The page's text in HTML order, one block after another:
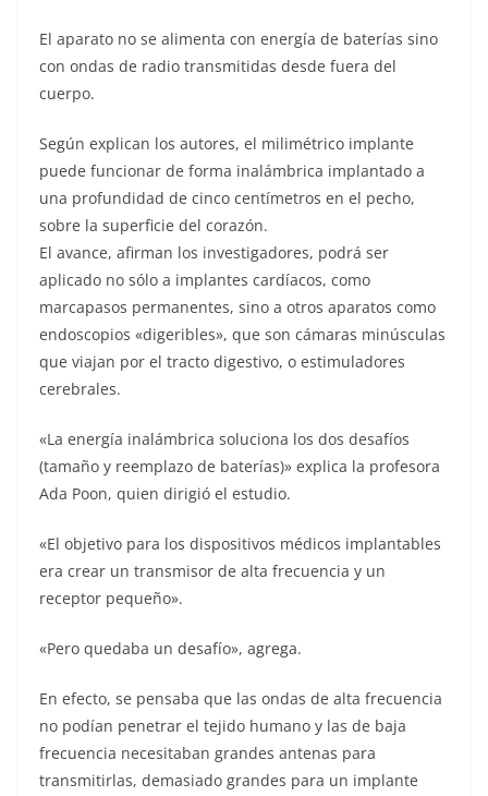
El aparato no se alimenta con energía de baterías sino
con ondas de radio transmitidas desde fuera del
cuerpo.
Según explican los autores, el milimétrico implante
puede funcionar de forma inalámbrica implantado a
una profundidad de cinco centímetros en el pecho,
sobre la superficie del corazón.
El avance, afirman los investigadores, podrá ser
aplicado no sólo a implantes cardíacos, como
marcapasos permanentes, sino a otros aparatos como
endoscopios «digeribles», que son cámaras minúsculas
que viajan por el tracto digestivo, o estimuladores
cerebrales.
«La energía inalámbrica soluciona los dos desafíos
(tamaño y reemplazo de baterías)» explica la profesora
Ada Poon, quien dirigió el estudio.
«El objetivo para los dispositivos médicos implantables
era crear un transmisor de alta frecuencia y un
receptor pequeño».
«Pero quedaba un desafío», agrega.
En efecto, se pensaba que las ondas de alta frecuencia
no podían penetrar el tejido humano y las de baja
frecuencia necesitaban grandes antenas para
transmitirlas, demasiado grandes para un implante